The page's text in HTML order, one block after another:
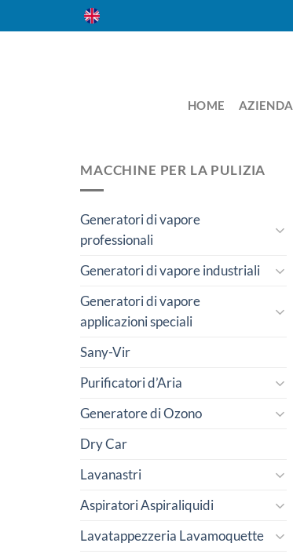
ai
HOME AZIENDA
MACCHINE PER LA PULIZIA
Generatori di vapore
professionali
Generatori di vapore industriali
Generatori di vapore
applicazioni speciali
Sany-Vir
Purificatori d’Aria
Generatore di Ozono
Dry Car
Lavanastri
Aspiratori Aspiraliquidi
Lavatappezzeria Lavamoquette